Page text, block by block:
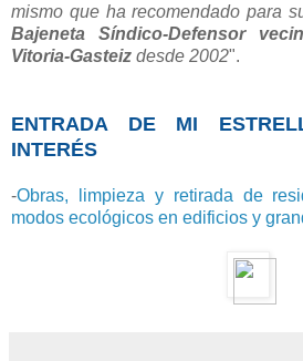
mismo que ha recomendado para
Bajeneta Síndico-Defensor
Vitoria-Gasteiz desde 2002".
ENTRADA DE MI
INTERÉS
-Obras, limpieza y retirada de
modos ecológicos en edificios y